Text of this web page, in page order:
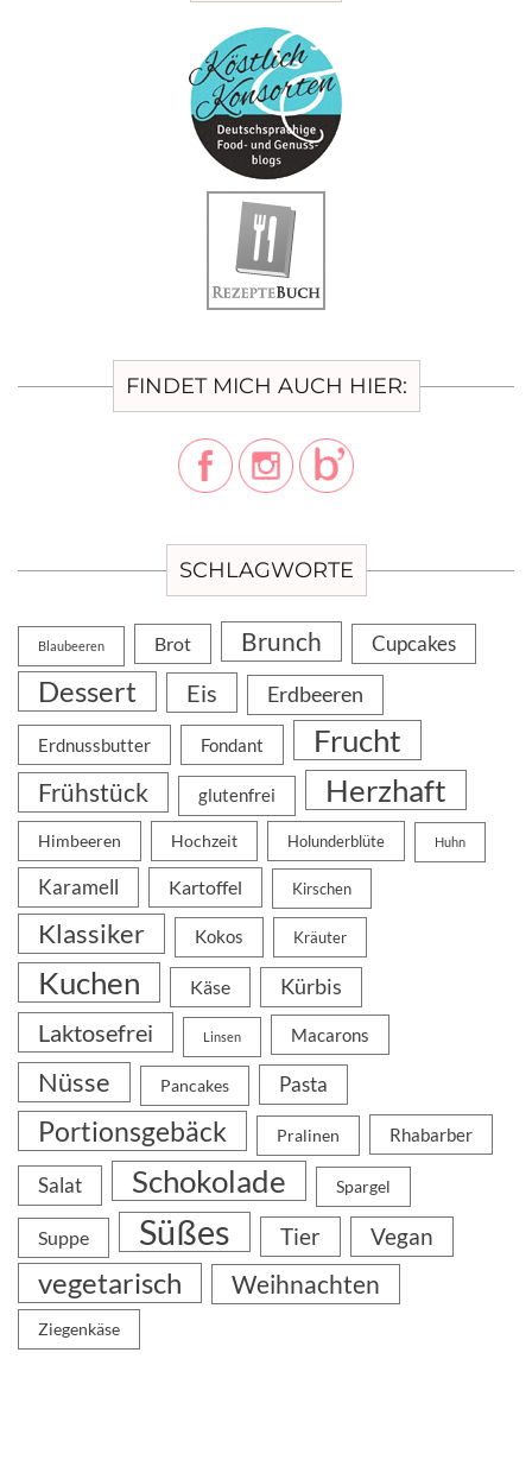
FINDET MICH AUCH HIER:
SCHLAGWORTE
Blaubeeren Brot Brunch Cupcakes
Dessert Eis Erdbeeren
Erdnussbutter Fondant Frucht
Frühstück glutenfrei Herzhaft
Himbeeren Hochzeit Holunderblüte Huhn
Karamell Kartoffel Kirschen
Klassiker Kokos Kräuter
Kuchen Käse Kürbis
Laktosefrei Linsen Macarons
Nüsse Pancakes Pasta
Portionsgebäck Pralinen Rhabarber
Salat Schokolade Spargel
Suppe Süßes Tier Vegan
vegetarisch Weihnachten
Ziegenkäse